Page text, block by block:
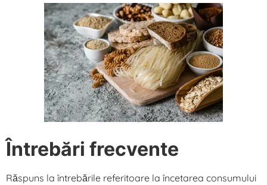
Întrebări frecvente
Răspuns la întrebările referitoare la încetarea consumului